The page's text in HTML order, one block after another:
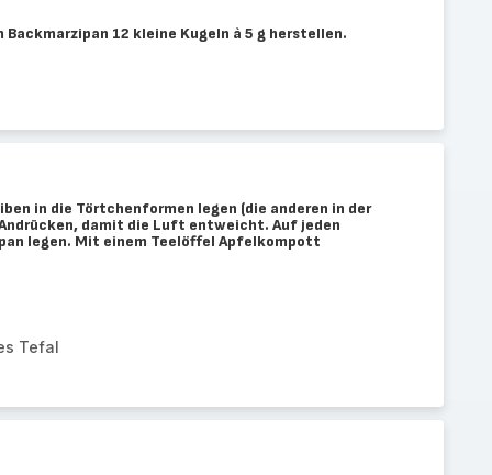
Backmarzipan 12 kleine Kugeln à 5 g herstellen.
in die Törtchenformen legen (die anderen in der
damit die Luft entweicht. Auf jeden
legen. Mit einem Teelöffel Apfelkompott
Tefal